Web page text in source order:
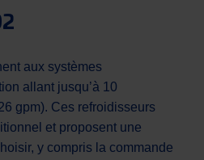
aux systèmes
allant jusqu’à 10
gpm). Ces refroidisseurs
et proposent une
y compris la commande